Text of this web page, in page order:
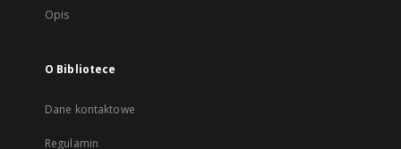
Opis
O Bibliotece
Dane kontaktowe
Regulamin